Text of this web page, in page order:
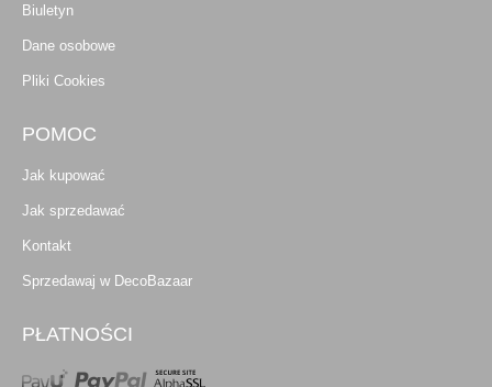
Biuletyn
Dane osobowe
Pliki Cookies
POMOC
Jak kupować
Jak sprzedawać
Kontakt
Sprzedawaj w DecoBazaar
PŁATNOŚCI